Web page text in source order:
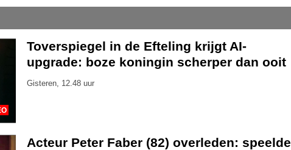
Toverspiegel in de Efteling krijgt AI-
upgrade: boze koningin scherper dan ooit
Gisteren, 12.48 uur
Acteur Peter Faber (82) overleden: speelde